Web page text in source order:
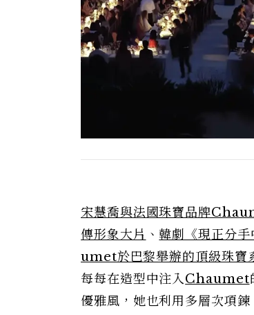
宋慧喬與法國珠寶品牌
傳形象大片 、 韓劇《現正分
umet於巴黎舉辦的頂級珠寶
每每在造型中注入Chaumet
優雅風，她也利用多層次項